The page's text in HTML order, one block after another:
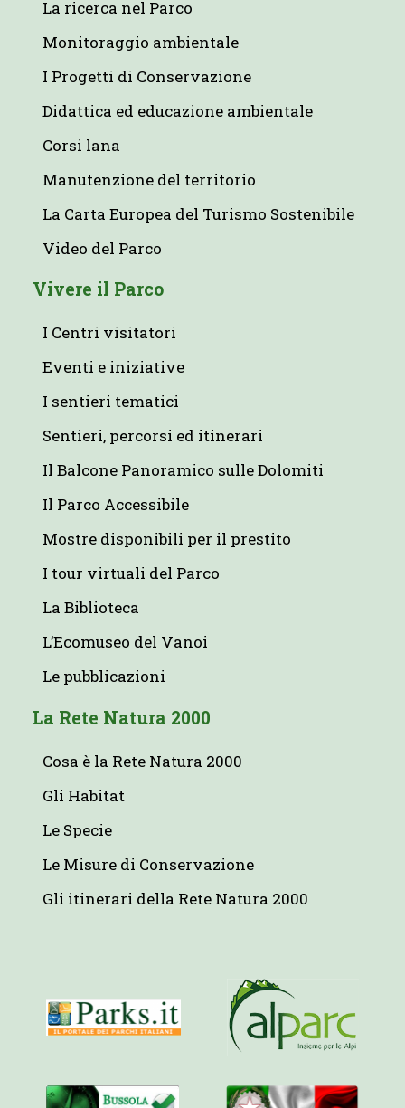
La ricerca nel Parco
Monitoraggio ambientale
I Progetti di Conservazione
Didattica ed educazione ambientale
Corsi lana
Manutenzione del territorio
La Carta Europea del Turismo Sostenibile
Video del Parco
Vivere il Parco
I Centri visitatori
Eventi e iniziative
I sentieri tematici
Sentieri, percorsi ed itinerari
Il Balcone Panoramico sulle Dolomiti
Il Parco Accessibile
Mostre disponibili per il prestito
I tour virtuali del Parco
La Biblioteca
L’Ecomuseo del Vanoi
Le pubblicazioni
La Rete Natura 2000
Cosa è la Rete Natura 2000
Gli Habitat
Le Specie
Le Misure di Conservazione
Gli itinerari della Rete Natura 2000